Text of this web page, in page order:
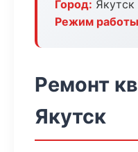
Город: Якутск
Режим
Ремонт
Якутск